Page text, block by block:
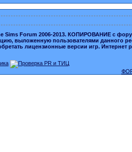
Sims Forum 2006-2013. КОПИРОВАНИЕ с
выложенную пользователями данного
лицензионные версии игр.